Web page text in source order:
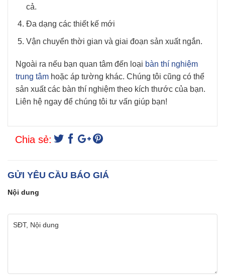
cả.
Đa dạng các thiết kế mới
Vận chuyển thời gian và giai đoạn sản xuất ngắn.
Ngoài ra nếu bạn quan tâm đến loại bàn thí nghiệm
trung tâmhoặc áp tường khác. Chúng tôi cũng có thể
sản xuất các bàn thí nghiệm theo kích thước của bạn.
Liên hệ ngay để chúng tôi tư vấn giúp bạn!
Chia sẻ:
GỬI YÊU CẦU BÁO GIÁ
Nội dung